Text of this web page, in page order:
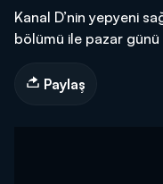
Kanal D’nin yepyeni
bölümü ile pazar günü
Paylaş